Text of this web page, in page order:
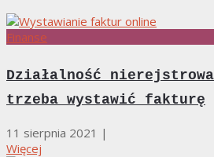
Finanse
Działalność
trzeba wystawić fakturę
11 sierpnia 2021 |
Więcej